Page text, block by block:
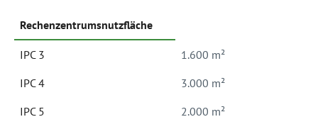
Rechenzentrumsnutzfläche
IPC 3
1.600 m²
IPC 4
3.000 m²
IPC 5
2.000 m²